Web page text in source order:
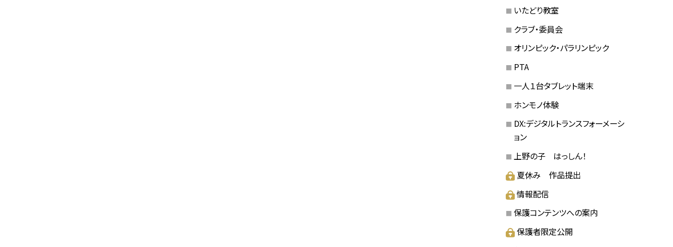
いたどり教室
クラブ・委員会
オリンピック・パラリンピック
PTA
一人１台タブレット端末
ホンモノ体験
DX:デジタルトランスフォーメーシ
ョン
上野の子 はっしん！
夏休み 作品提出
情報配信
保護コンテンツへの案内
保護者限定公開